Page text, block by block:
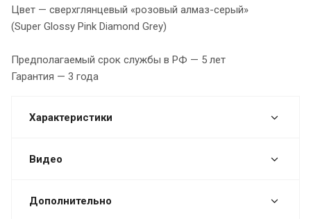
Цвет — сверхглянцевый «розовый алмаз-серый»
(Super Glossy Pink Diamond Grey)
Предполагаемый срок службы в РФ — 5 лет
Гарантия — 3 года
Характеристики
Видео
Дополнительно